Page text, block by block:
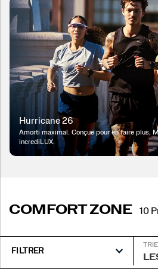
Hurricane 26
Amorti maximal. Conçue pour en faire plus.
incrediLUX.
COMFORT ZONE 10
FILTRER